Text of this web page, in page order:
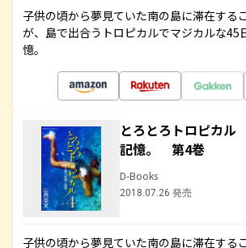
子供の頃から夢見ていた南の島に滞在する
が、島で出合うトロピカルでマジカルな45
憶。
とろとろトロピカ
記憶。 第4巻
D-Books
2018.07.26 発売
子供の頃から夢見ていた南の島に滞在する